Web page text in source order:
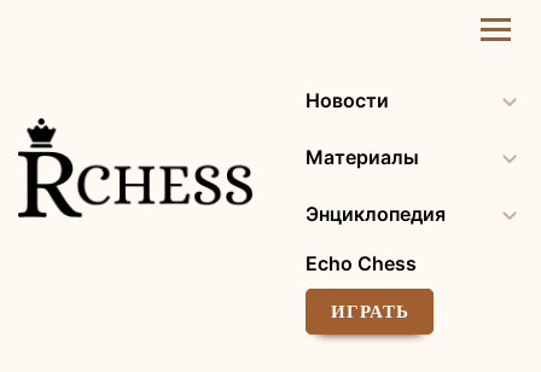
Новости
Материалы
Энциклопедия
Echo Chess
ИГРАТЬ